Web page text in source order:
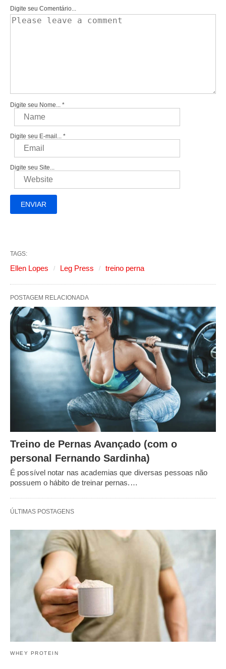
Digite seu Comentário...
Digite seu Nome... *
Digite seu E-mail... *
Digite seu Site...
TAGS:
Ellen Lopes Leg Press treino perna
POSTAGEM RELACIONADA
Treino de Pernas Avançado (com o
personal Fernando Sardinha)
É possível notar nas academias que diversas pessoas não
possuem o hábito de treinar pernas.…
ÚLTIMAS POSTAGENS
WHEY PROTEIN